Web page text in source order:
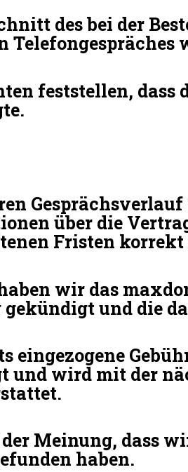
des bei der
Telefongespräches
feststellen, dass
über die
Fristen
wir das
und die
eingezogene
und wird mit der
Meinung, dass
haben.